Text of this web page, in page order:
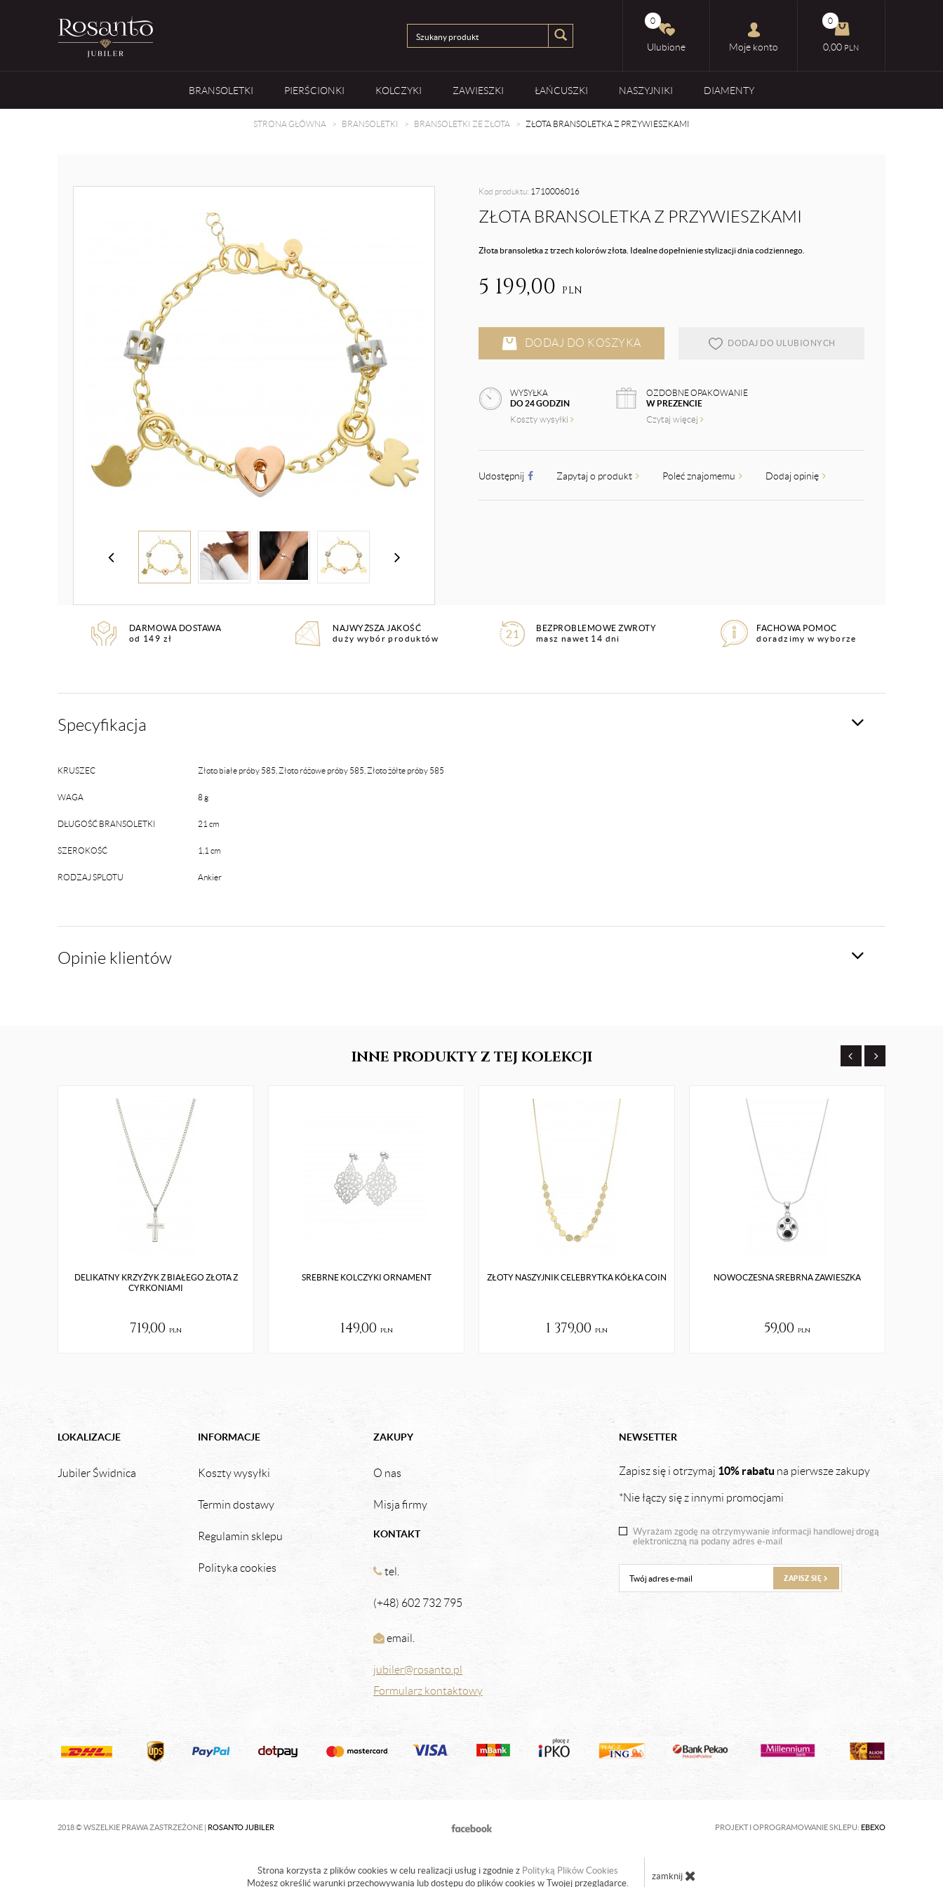
0
Ulubione Moje konto
0
0,00 PLN
BRANSOLETKI PIERŚCIONKI KOLCZYKI ZAWIESZKI ŁAŃCUSZKI NASZYJNIKI DIAMENTY
STRONA GŁÓWNA BRANSOLETKI BRANSOLETKI ZE ZŁOTA ZŁOTA BRANSOLETKA Z PRZYWIESZKAMI
Kod produktu: 1710006016
ZŁOTA BRANSOLETKA Z PRZYWIESZKAMI
Złota bransoletka z trzech kolorów złota. Idealne dopełnienie stylizacji dnia codziennego.
5 199,00 PLN
DODAJ DO KOSZYKA DODAJ DO ULUBIONYCH
WYSYŁKA
DO 24 GODZIN
Koszty wysyłki
OZDOBNE OPAKOWANIE
W PREZENCIE
Czytaj więcej
Udostępnij Zapytaj o produkt Poleć znajomemu Dodaj opinię
DARMOWA DOSTAWA
od 149 zł
NAJWYŻSZA JAKOŚĆ
duży wybór produktów
BEZPROBLEMOWE ZWROTY
masz nawet 14 dni
FACHOWA POMOC
doradzimy w wyborze
Specyfikacja
KRUSZEC Złoto białe próby 585, Złoto różowe próby 585, Złoto żółte próby 585
WAGA 8 g
DŁUGOŚĆ BRANSOLETKI 21 cm
SZEROKOŚĆ 1,1 cm
RODZAJ SPLOTU Ankier
Opinie klientów
INNE PRODUKTYZ TEJ KOLEKCJI
DELIKATNY KRZYŻYK Z BIAŁEGO ZŁOTA Z
CYRKONIAMI
719,00 pln
SREBRNE KOLCZYKI ORNAMENT
149,00 pln
ZŁOTY NASZYJNIK CELEBRYTKA KÓŁKA COIN
1 379,00 pln
NOWOCZESNA SREBRNA ZAWIESZKA
59,00 pln
NEWSETTER
Zapisz się i otrzymaj 10% rabatu na pierwsze zakupy
*Nie łączy się z innymi promocjami
Wyrażam zgodę na otrzymywanie informacji handlowej drogą
elektroniczną na podany adres e-mail
ZAPISZ SIĘ
LOKALIZACJE
Jubiler Świdnica
INFORMACJE
Koszty wysyłki
Termin dostawy
Regulamin sklepu
Polityka cookies
ZAKUPY
O nas
Misja firmy
KONTAKT
tel.
(+48) 602 732 795
email.
jubiler@rosanto.pl
Formularz kontaktowy
2018 © WSZELKIE PRAWA ZASTRZEŻONE | ROSANTO JUBILER PROJEKT I OPROGRAMOWANIE SKLEPU: EBEXO
Strona korzysta z plików cookies w celu realizacji usług i zgodnie z Polityką Plików Cookies
Możesz określić warunki przechowywania lub dostępu do plików cookies w Twojej przeglądarce.
zamknij